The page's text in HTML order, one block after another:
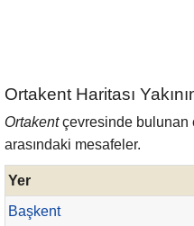
Ortakent Haritası
Ortakentçevresinde bulunan
arasındaki mesafeler.
Yer
Başkent